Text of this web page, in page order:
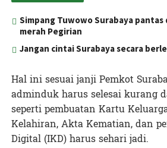
Simpang Tuwowo Surabaya
merah Pegirian
Jangan cintai Surabaya secara
Hal ini sesuai janji Pemkot
adminduk harus selesai kurang
seperti pembuatan Kartu
Kelahiran, Akta Kematian, dan
Digital (IKD) harus sehari jadi.